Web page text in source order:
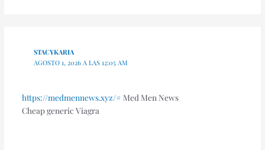
STACYKARIA
AGOSTO 1, 2026 A LAS 12:05 AM
https://medmennews.xyz/# Med Men News
Cheap generic Viagra